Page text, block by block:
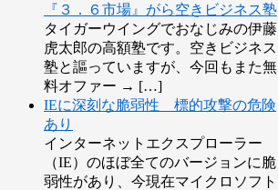
『３．６市場』がら空きビジネス塾
タイガーウイングでおなじみの伊藤
虎太郎の高額塾です。空きビジネス
塾と謳っていますが、今回もまた無
料オファー → […]
IEに深刻な脆弱性 標的攻撃の危険
あり
インターネットエクスプローラー
（IE）のほぼ全てのバージョンに脆
弱性があり、今現在マイクロソフト